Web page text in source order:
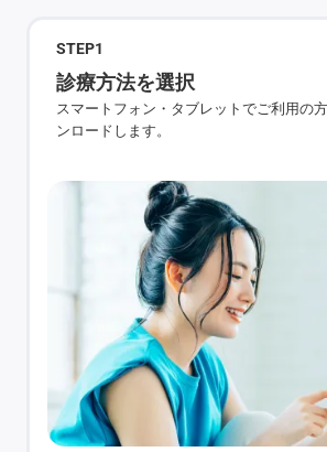
STEP1
診療方法を選択
スマートフォン・タブレットでご利用の
ンロードします。